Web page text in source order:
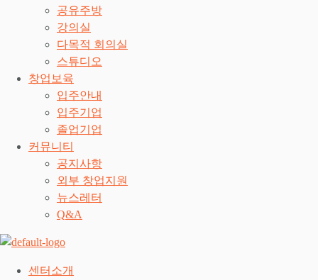
공유주방
강의실
다목적 회의실
스튜디오
창업보육
입주안내
입주기업
졸업기업
커뮤니티
공지사항
외부 창업지원
뉴스레터
Q&A
센터소개